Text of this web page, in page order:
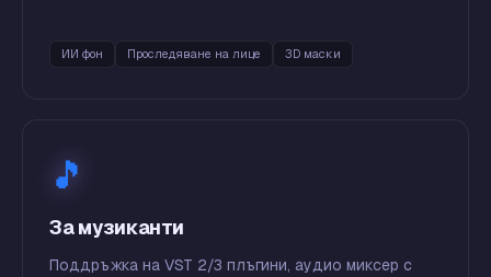
ИИ фон Проследяване на лице 3D маски
🎵
За музиканти
Поддръжка на VST 2/3 плъгини, аудио миксер с